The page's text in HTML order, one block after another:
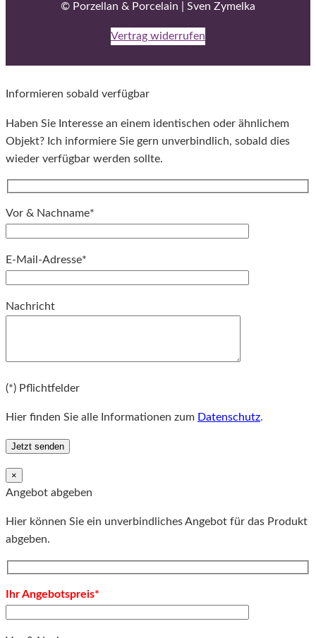
© Porzellan & Porcelain | Sven Zymelka
Vertrag widerrufen
Informieren sobald verfügbar
Haben Sie Interesse an einem identischen oder ähnlichem
Objekt? Ich informiere Sie gern unverbindlich, sobald dies
wieder verfügbar werden sollte.
Vor & Nachname*
E-Mail-Adresse*
Nachricht
(*) Pflichtfelder
Hier finden Sie alle Informationen zum Datenschutz.
×
Angebot abgeben
Hier können Sie ein unverbindliches Angebot für das Produkt
abgeben.
Ihr Angebotspreis*